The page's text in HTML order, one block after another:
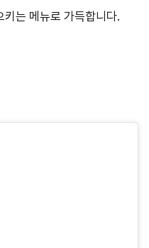
키는 메뉴로 가득합니다.